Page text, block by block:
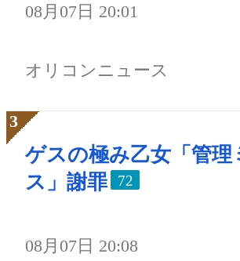
08月07日 20:01
オリコンニュース
ゲスの極み乙女「管理
ス」謝罪
72
08月07日 20:08